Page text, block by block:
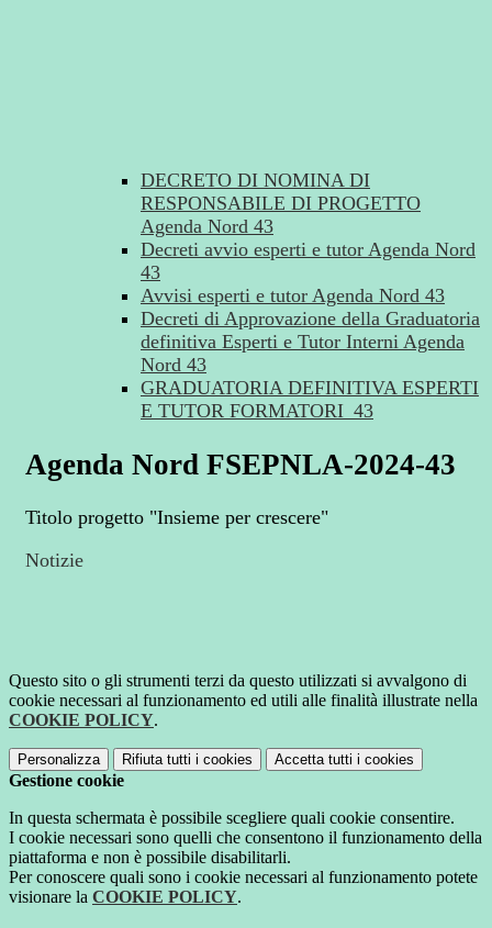
DECRETO DI NOMINA DI
RESPONSABILE DI PROGETTO
Agenda Nord 43
Decreti avvio esperti e tutor Agenda Nord
43
Avvisi esperti e tutor Agenda Nord 43
Decreti di Approvazione della Graduatoria
definitiva Esperti e Tutor Interni Agenda
Nord 43
GRADUATORIA DEFINITIVA ESPERTI
E TUTOR FORMATORI_43
Agenda Nord FSEPNLA-2024-43
Titolo progetto "Insieme per crescere"
Notizie
Questo sito o gli strumenti terzi da questo utilizzati si avvalgono di
cookie necessari al funzionamento ed utili alle finalità illustrate nella
COOKIE POLICY.
Personalizza Rifiuta tutti i cookies Accetta tutti i cookies
Gestione cookie
In questa schermata è possibile scegliere quali cookie consentire.
I cookie necessari sono quelli che consentono il funzionamento della
piattaforma e non è possibile disabilitarli.
Per conoscere quali sono i cookie necessari al funzionamento potete
visionare la COOKIE POLICY.